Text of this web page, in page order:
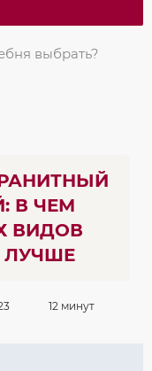
выбрать?
В ЧЕМ
ВИДОВ
ЛУЧШЕ
12 минут